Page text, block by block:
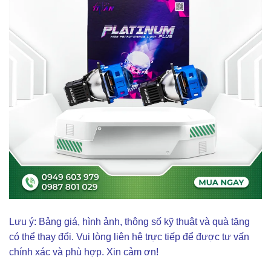
Lưu ý: Bảng giá, hình ảnh, thông số kỹ thuật và quà tặng
có thể thay đổi. Vui lòng liên hê trực tiếp để được tư vấn
chính xác và phù hợp. Xin cảm ơn!